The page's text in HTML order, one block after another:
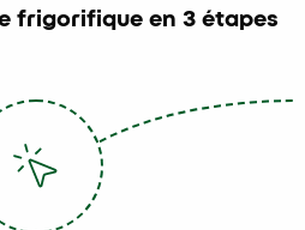
frigorifique en 3 étapes